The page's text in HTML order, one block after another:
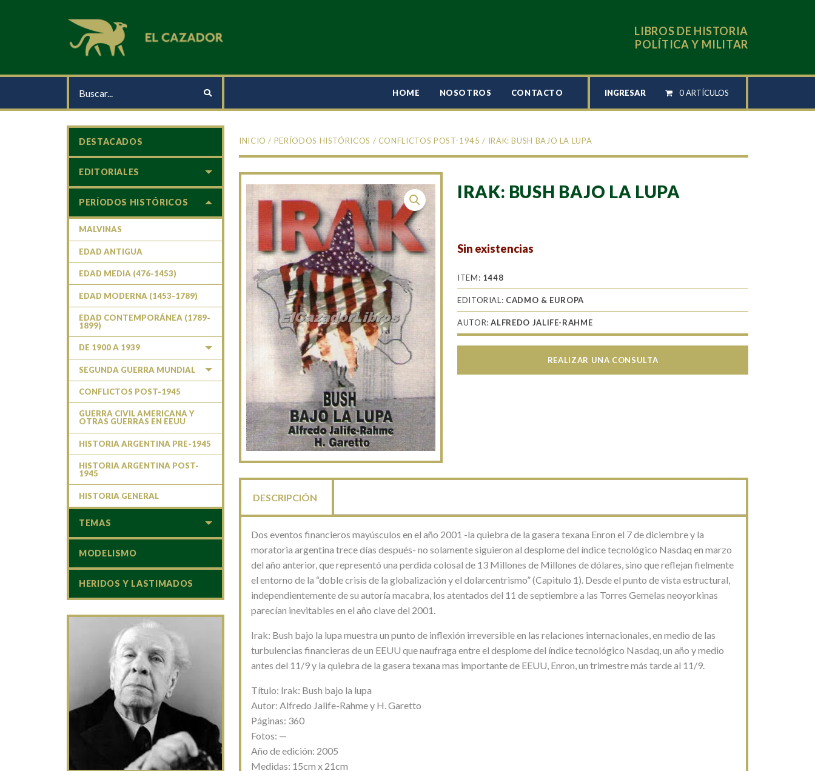
LIBROS DE HISTORIA
POLÍTICA Y MILITAR
HOME NOSOTROS CONTACTO INGRESAR 0 ARTÍCULOS
INICIO / PERÍODOS HISTÓRICOS / CONFLICTOS POST-1945 / IRAK: BUSH BAJO LA LUPA
IRAK: BUSH BAJO LA LUPA
Sin existencias
ITEM: 1448
EDITORIAL: CADMO & EUROPA
AUTOR:ALFREDO JALIFE-RAHME
REALIZAR UNA CONSULTA
DESCRIPCIÓN
Dos eventos financieros mayúsculos en el año 2001 -la quiebra de la gasera texana Enron el 7 de diciembre y la
moratoria argentina trece días después- no solamente siguieron al desplome del índice tecnológico Nasdaq en marzo
del año anterior, que representó una perdida colosal de 13 Millones de Millones de dólares, sino que reflejan fielmente
el entorno de la “doble crisis de la globalización y el dolarcentrismo” (Capitulo 1). Desde el punto de vista estructural,
independientemente de su autoría macabra, los atentados del 11 de septiembre a las Torres Gemelas neoyorkinas
parecían inevitables en el año clave del 2001.
Irak: Bush bajo la lupa muestra un punto de inflexión irreversible en las relaciones internacionales, en medio de las
turbulencias financieras de un EEUU que naufraga entre el desplome del índice tecnológico Nasdaq, un año y medio
antes del 11/9 y la quiebra de la gasera texana mas importante de EEUU, Enron, un trimestre más tarde al 11/9.
Título: Irak: Bush bajo la lupa
Autor: Alfredo Jalife-Rahme y H. Garetto
Páginas: 360
Fotos: —
Año de edición: 2005
Medidas: 15cm x 21cm
DESTACADOS
EDITORIALES
PERÍODOS HISTÓRICOS
MALVINAS
EDAD ANTIGUA
EDAD MEDIA (476-1453)
EDAD MODERNA (1453-1789)
EDAD CONTEMPORÁNEA (1789-
1899)
DE 1900 A 1939
SEGUNDA GUERRA MUNDIAL
CONFLICTOS POST-1945
GUERRA CIVIL AMERICANA Y
OTRAS GUERRAS EN EEUU
HISTORIA ARGENTINA PRE-1945
HISTORIA ARGENTINA POST-
1945
HISTORIA GENERAL
TEMAS
MODELISMO
HERIDOS Y LASTIMADOS